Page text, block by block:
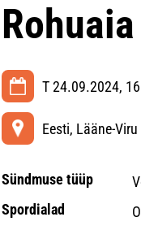
T 24.09.2024,
Eesti, Lääne-
Sündmuse tüüp
Spordialad